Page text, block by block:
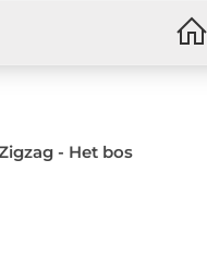
- Het bos